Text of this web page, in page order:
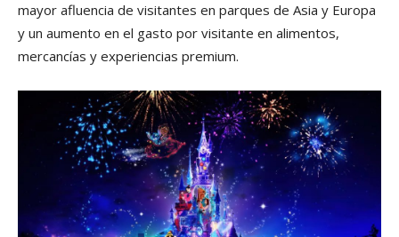
mayor afluencia de visitantes en parques de Asia y Europa
y un aumento en el gasto por visitante en alimentos,
mercancías y experiencias premium.